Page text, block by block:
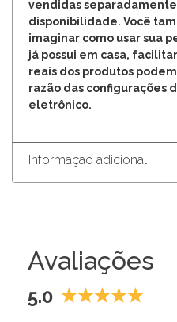
vendidas
disponibilidade. Você
imaginar como usar sua
já possui em casa,
reais dos produtos
razão das configurações
eletrônico.
Informação adicional
Avaliações
5.0